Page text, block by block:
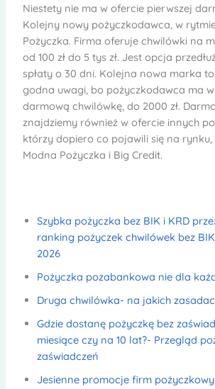
Niestety nie ma w ofercie pierwszej
Kolejny nowy pożyczkodawca, w
Pożyczka. Firma oferuje chwilówki na
od 100 zł do 5 tys zł. Jest opcja
spłaty o 30 dni. Kolejna nowa marka
godna uwagi, bo pożyczkodawca ma
darmową chwilówkę, do 2000 zł.
znajdziemy również w ofercie innych
którzy dopiero co pojawili się na
Modna Pożyczka i Big Credit.
Szybka pożyczka bez BIK i KRD
ranking pożyczek chwilówek bez
2026
Pożyczka pozabankowa nie dla
Druga chwilówka- na jakich
Gdzie dostanę pożyczkę bez
miesiące czy na 10 lat?- Przegląd
zaświadczeń
Jesienne promocje firm